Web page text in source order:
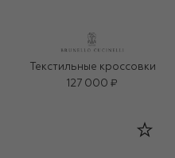
Текстильные кроссовки
127 000 ₽